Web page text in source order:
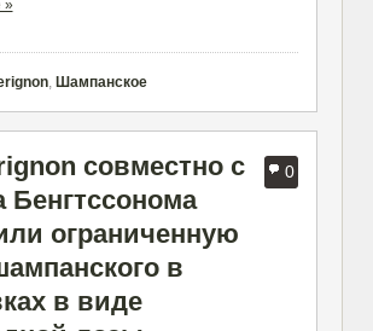
»
, Шампанское
0
совместно с
Бенгтссонома
ограниченную
в
в виде